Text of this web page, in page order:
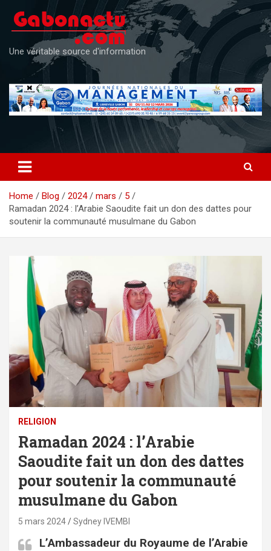
content
Une véritable source d'information
Home Blog 2024 mars
5
Ramadan 2024 : l’Arabie Saoudite fait un don des dattes pour
soutenir la communauté musulmane du Gabon
RELIGION
Ramadan 2024 : l’Arabie
Saoudite fait un don des dattes
pour soutenir la communauté
musulmane du Gabon
5 mars 2024 Sydney IVEMBI
L’Ambassadeur du Royaume de l’Arabie